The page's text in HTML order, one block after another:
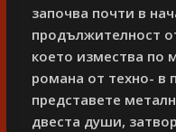
започва почти в
продължителност
което измества по
романа от техно- в
представете
двеста души,